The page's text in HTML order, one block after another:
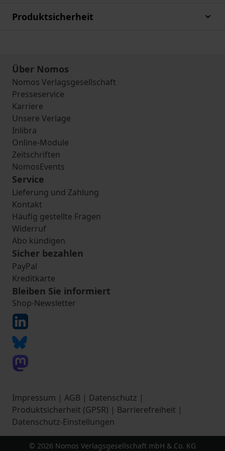
Produktsicherheit
Über Nomos
Nomos Verlagsgesellschaft
Presseservice
Karriere
Unsere Verlage
Inlibra
Online-Module
Zeitschriften
NomosEvents
Service
Lieferung und Zahlung
Kontakt
Häufig gestellte Fragen
Widerruf
Abo kündigen
Sicher bezahlen
PayPal
Kreditkarte
Bleiben Sie informiert
Shop-Newsletter
Impressum | AGB | Datenschutz |
Produktsicherheit (GPSR) | Barrierefreiheit |
Datenschutz-Einstellungen
© 2026 Nomos Verlagsgesellschaft mbH & Co. KG